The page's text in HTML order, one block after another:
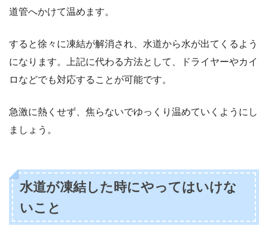
道管へかけて温めます。
すると徐々に凍結が解消され、水道から水が出てくるよう
になります。上記に代わる方法として、ドライヤーやカイ
ロなどでも対応することが可能です。
急激に熱くせず、焦らないでゆっくり温めていくようにし
ましょう。
水道が凍結した時にやってはいけな
いこと